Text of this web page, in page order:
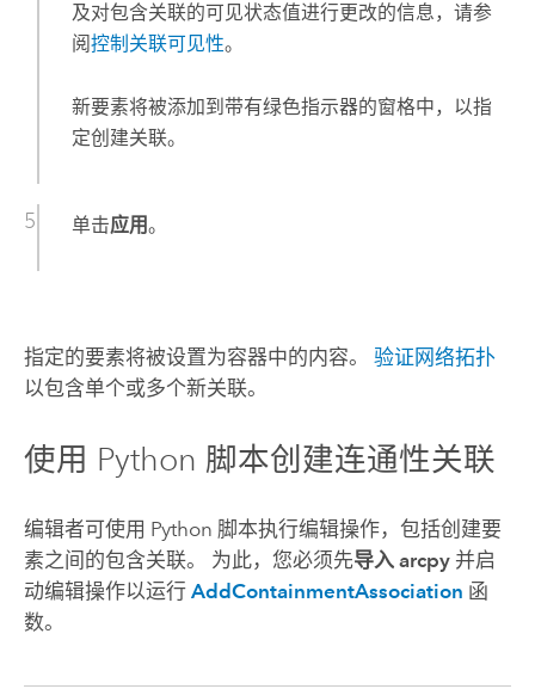
及对包含关联的可见状态值进行更改的信息，请参
阅控制关联可见性。
新要素将被添加到带有绿色指示器的窗格中，以指
定创建关联。
单击应用。
指定的要素将被设置为容器中的内容。 验证网络拓扑
以包含单个或多个新关联。
使用 Python 脚本创建连通性关联
编辑者可使用 Python 脚本执行编辑操作，包括创建要
素之间的包含关联。 为此，您必须先导入 arcpy并启
动编辑操作以运行 AddContainmentAssociation 函
数。